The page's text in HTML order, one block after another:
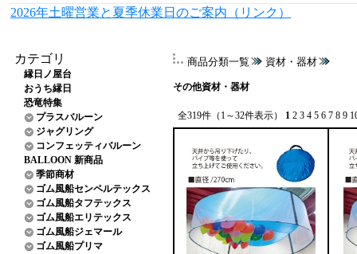
2026年土曜営業と夏季休業日のご案内（リンク）
カテゴリ
縁日ノ屋台
おうち縁日
恐竜特集
プラスバルーン
ジャグリング
コンフェッティバルーン
BALLOON 新商品
季節商材
ゴム風船センペルテックス
ゴム風船タフテックス
ゴム風船エリテックス
ゴム風船ジェマール
ゴム風船プリマ
商品分類一覧 資材・器材
その他資材・器材
全319件（1～32件表示） 1 2 3 4 5 6 7 8 9